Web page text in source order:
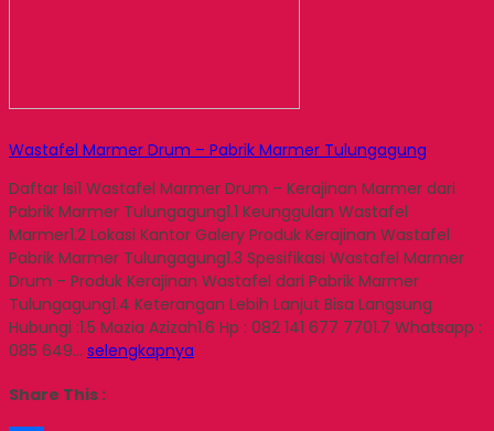
Wastafel Marmer Drum – Pabrik Marmer Tulungagung
Daftar Isi1 Wastafel Marmer Drum – Kerajinan Marmer dari
Pabrik Marmer Tulungagung1.1 Keunggulan Wastafel
Marmer1.2 Lokasi Kantor Galery Produk Kerajinan Wastafel
Pabrik Marmer Tulungagung1.3 Spesifikasi Wastafel Marmer
Drum – Produk Kerajinan Wastafel dari Pabrik Marmer
Tulungagung1.4 Keterangan Lebih Lanjut Bisa Langsung
Hubungi :1.5 Mazia Azizah1.6 Hp : 082 141 677 7701.7 Whatsapp :
085 649… selengkapnya
Share This :